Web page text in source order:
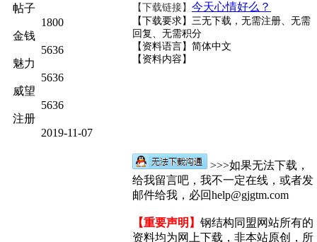
帖子
1800
金钱
5636
魅力
5636
威望
5636
注册
2019-11-07
【下载链接】 今天心情好么？
【下载要求】三无下载，无需注册、无需
回复、无需积分
【资料语言】简体中文
【资料内容】
>>>如果无法下载，
给我留言吧，我不一定在线，或者发
邮件给我，必回help@gjgtm.com
【重要声明】 钢结构同盟网站所有的
资料均为网上下载，非本站原创，所